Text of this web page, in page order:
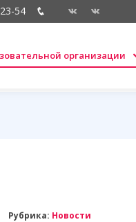
54
организации
Рубрика: Новости